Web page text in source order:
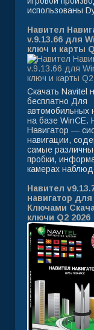
использованы
Навител
v.9.13.66 для
ключ и карты
Скачать Navitel
бесплатно Для
автомобильных
на базе WinCE.
Навигатор —
навигации,
самые
пробки,
камерах
Навител
навигатор
Ключами
ключи Q2 2026